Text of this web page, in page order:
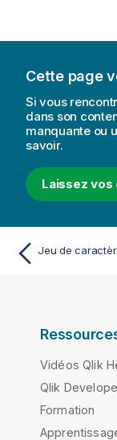
Cette page
Si vous
dans son
manquante ou
savoir.
Laissez vos
Jeu de
Vidéos Qlik
Qlik
Formation